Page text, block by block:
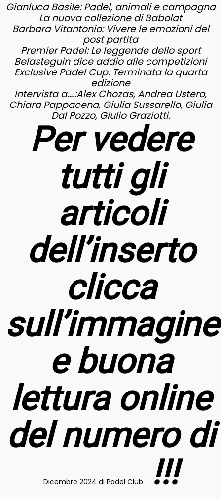
Gianluca Basile: Padel, animali e campagna
La nuova collezione di Babolat
Barbara Vitantonio: Vivere le emozioni del
post partita
Premier Padel: Le leggende dello sport
Belasteguin dice addio alle competizioni
Exclusive Padel Cup: Terminata la quarta
edizione
Intervista a….:Alex Chozas, Andrea Ustero,
Chiara Pappacena, Giulia Sussarello, Giulia
Dal Pozzo, Giulio Graziotti.
Per vedere
tutti gli
articoli
dell’inserto
clicca
sull’immagine
e buona
lettura online
del numero di
Dicembre 2024 di Padel Club !!!